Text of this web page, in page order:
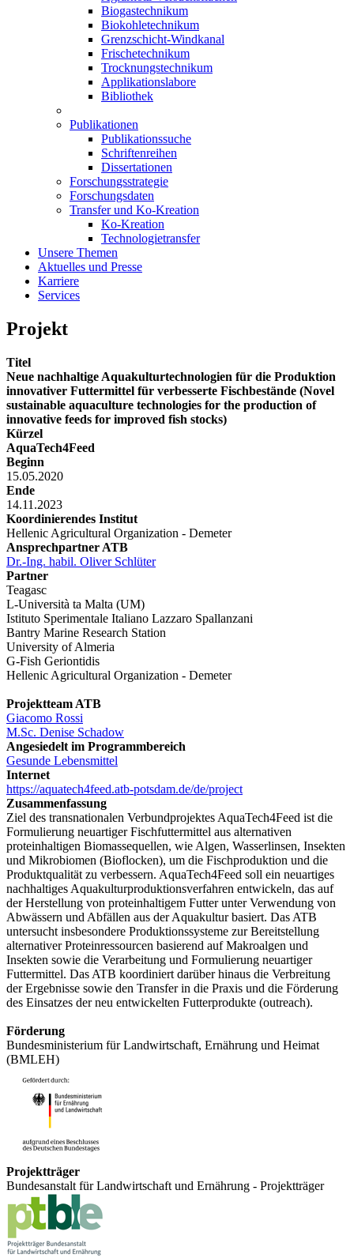
Biogastechnikum
Biokohletechnikum
Grenzschicht-Windkanal
Frischetechnikum
Trocknungstechnikum
Applikationslabore
Bibliothek
Publikationen
Publikationssuche
Schriftenreihen
Dissertationen
Forschungsstrategie
Forschungsdaten
Transfer und Ko-Kreation
Ko-Kreation
Technologietransfer
Unsere Themen
Aktuelles und Presse
Karriere
Services
Projekt
Titel
Neue nachhaltige Aquakulturtechnologien für die Produktion
innovativer Futtermittel für verbesserte Fischbestände (Novel
sustainable aquaculture technologies for the production of
innovative feeds for improved fish stocks)
Kürzel
AquaTech4Feed
Beginn
15.05.2020
Ende
14.11.2023
Koordinierendes Institut
Hellenic Agricultural Organization - Demeter
Ansprechpartner ATB
Dr.-Ing. habil. Oliver Schlüter
Partner
Teagasc
L-Università ta Malta (UM)
Istituto Sperimentale Italiano Lazzaro Spallanzani
Bantry Marine Research Station
University of Almeria
G-Fish Geriontidis
Hellenic Agricultural Organization - Demeter
Projektteam ATB
Giacomo Rossi
M.Sc. Denise Schadow
Angesiedelt im Programmbereich
Gesunde Lebensmittel
Internet
https://aquatech4feed.atb-potsdam.de/de/project
Zusammenfassung
Ziel des transnationalen Verbundprojektes AquaTech4Feed ist die
Formulierung neuartiger Fischfuttermittel aus alternativen
proteinhaltigen Biomassequellen, wie Algen, Wasserlinsen, Insekten
und Mikrobiomen (Bioflocken), um die Fischproduktion und die
Produktqualität zu verbessern. AquaTech4Feed soll ein neuartiges
nachhaltiges Aquakulturproduktionsverfahren entwickeln, das auf
der Herstellung von proteinhaltigem Futter unter Verwendung von
Abwässern und Abfällen aus der Aquakultur basiert. Das ATB
untersucht insbesondere Produktionssysteme zur Bereitstellung
alternativer Proteinressourcen basierend auf Makroalgen und
Insekten sowie die Verarbeitung und Formulierung neuartiger
Futtermittel. Das ATB koordiniert darüber hinaus die Verbreitung
der Ergebnisse sowie den Transfer in die Praxis und die Förderung
des Einsatzes der neu entwickelten Futterprodukte (outreach).
Förderung
Bundesministerium für Landwirtschaft, Ernährung und Heimat
(BMLEH)
Projektträger
Bundesanstalt für Landwirtschaft und Ernährung - Projektträger